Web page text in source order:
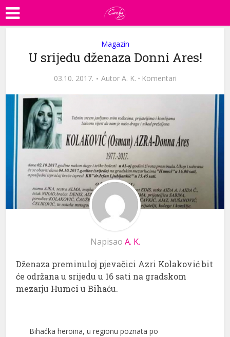
Magazin
U srijedu dženaza Donni Ares!
03.10. 2017. Autor A. K. · Komentari
Napisao A. K.
Dženaza preminuloj pjevačici Azri Kolaković bit
će održana u srijedu u 16 sati na gradskom
mezarju Humci u Bihaću.
Bihaćka heroina, u regionu poznata po